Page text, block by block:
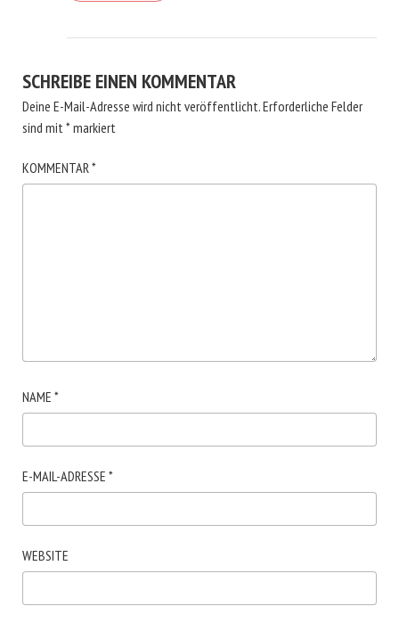
SCHREIBE EINEN KOMMENTAR
Deine E-Mail-Adresse wird nicht veröffentlicht.Erforderliche Felder
sind mit*markiert
KOMMENTAR*
NAME *
E-MAIL-ADRESSE *
WEBSITE